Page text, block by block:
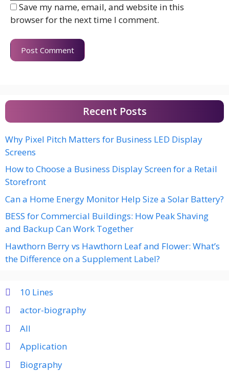
Save my name, email, and website in this
browser for the next time I comment.
Recent Posts
Why Pixel Pitch Matters for Business LED Display
Screens
How to Choose a Business Display Screen for a Retail
Storefront
Can a Home Energy Monitor Help Size a Solar Battery?
BESS for Commercial Buildings: How Peak Shaving
and Backup Can Work Together
Hawthorn Berry vs Hawthorn Leaf and Flower: What’s
the Difference on a Supplement Label?
10 Lines
actor-biography
All
Application
Biography